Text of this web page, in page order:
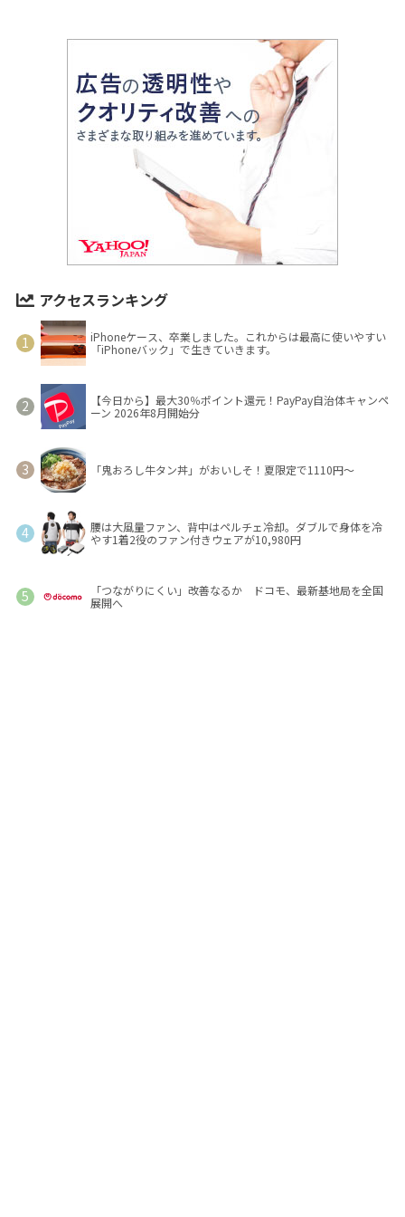
アクセスランキング
iPhoneケース、卒業しました。これからは最高に使いやすい
「iPhoneバック」で生きていきます。
【今日から】最大30％ポイント還元！PayPay自治体キャンペ
ーン 2026年8月開始分
「鬼おろし牛タン丼」がおいしそ！夏限定で1110円～
腰は大風量ファン、背中はペルチェ冷却。ダブルで身体を冷
やす1着2役のファン付きウェアが10,980円
「つながりにくい」改善なるか ドコモ、最新基地局を全国
展開へ